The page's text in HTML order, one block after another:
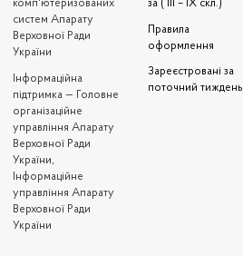
комп'ютеризованих
систем Апарату
Верховної Ради
України
Iнформаційна
підтримка — Головне
організаційне
управління Апарату
Верховної Ради
України,
Інформаційне
управління Апарату
Верховної Ради
України
за ( III – IX скл.)
Правила
оформлення
Зареєстровані за
поточний тиждень